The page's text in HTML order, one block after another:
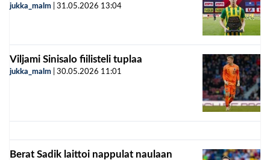
jukka_malm 31.05.2026 13:04
Viljami Sinisalo fiilisteli tuplaa
jukka_malm 30.05.2026 11:01
Berat Sadik laittoi nappulat naulaan